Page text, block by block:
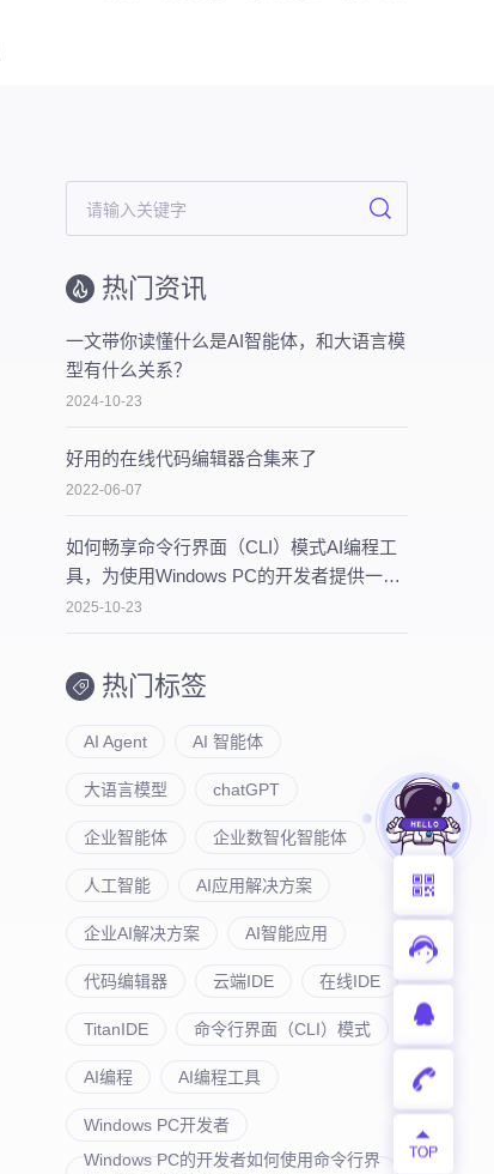
热门资讯
一文带你读懂什么是AI智能体，和大语言模
型有什么关系？
2024-10-23
好用的在线代码编辑器合集来了
2022-06-07
如何畅享命令行界面（CLI）模式AI编程工
具，为使用Windows PC的开发者提供一些
建议
2025-10-23
热门标签
AI Agent AI 智能体
大语言模型 chatGPT
企业智能体 企业数智化智能体
人工智能 AI应用解决方案
企业AI解决方案 AI智能应用
代码编辑器 云端IDE 在线IDE
TitanIDE 命令行界面（CLI）模式
AI编程 AI编程工具
Windows PC开发者
Windows PC的开发者如何使用命令行界